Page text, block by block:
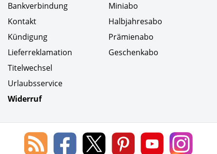
Bankverbindung
Kontakt
Kündigung
Lieferreklamation
Titelwechsel
Urlaubsservice
Widerruf
Miniabo
Halbjahresabo
Prämienabo
Geschenkabo
Social Media
Blog
des
Lorenz
Leserservice
Lorenz
Leserservice
Lorenz
Leserservice
Lorenz
Leserservice
Lorenz